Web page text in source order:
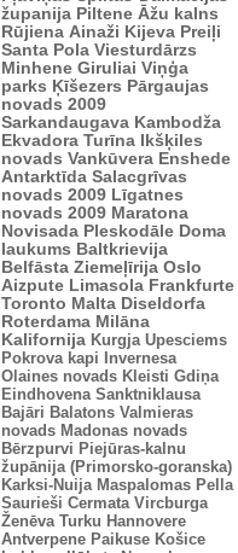
županija Piltene Āžu kalns
Rūjiena Ainaži Kijeva Preiļi
Santa Pola Viesturdārzs
Minhene Giruliai Viņģa
parks Ķīšezers Pārgaujas
novads 2009
Sarkandaugava Kambodža
Ekvadora Turīna Ikšķiles
novads Vankūvera Enshede
Antarktīda Salacgrīvas
novads 2009 Līgatnes
novads 2009 Maratona
Novisada Pleskodāle Doma
laukums Baltkrievija
Belfāsta Ziemeļīrija Oslo
Aizpute Limasola Frankfurte
Toronto Malta Diseldorfa
Roterdama Milāna
Kalifornija Kurgja Upesciems
Pokrova kapi Invernesa
Olaines novads Kleisti Gdiņa
Eindhovena Sanktniklausa
Bajāri Balatons Valmieras
novads Madonas novads
Bērzpurvi Piejūras-kalnu
župānija (Primorsko-goranska)
Karksi-Nuija Maspalomas Pella
Saurieši Cermata Vircburga
Ženēva Turku Hannovere
Antverpene Paikuse Košice